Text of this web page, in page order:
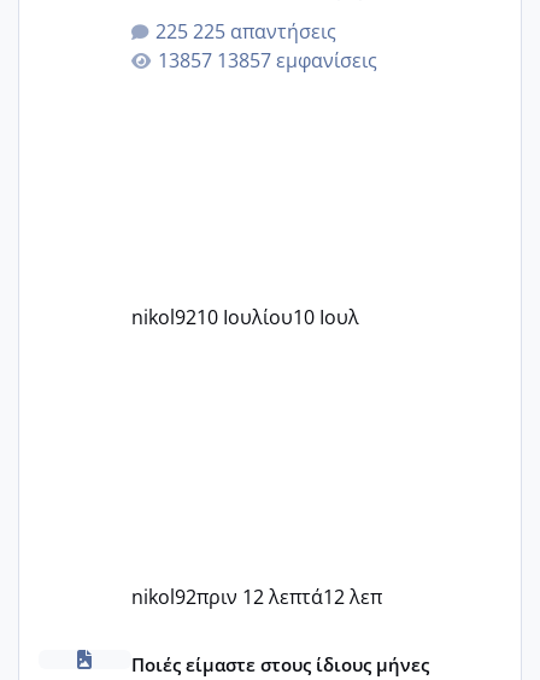
225 απαντήσεις
13857 εμφανίσεις
nikol9210 Ιουλίου10 Ιουλ
nikol92πριν 12 λεπτά12 λεπ
Μωράκια Δεκεμβρίου 2026
Ποιές είμαστε στους ίδιους μήνες